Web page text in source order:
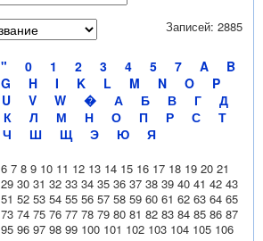
" 0 1 2 3 4 5 7 A
B
G H I K L M N O
P
U V W � А Б В Г
Д
К Л М Н О П Р С
Т
Ч Ш Щ Э Ю Я
Записей: 2885
6 7 8 9 10 11 12 13 14 15 16 17 18 19 20 21
29 30 31 32 33 34 35 36 37 38 39 40 41 42 43
51 52 53 54 55 56 57 58 59 60 61 62 63 64 65
73 74 75 76 77 78 79 80 81 82 83 84 85 86 87
95 96 97 98 99 100 101 102 103 104 105 106